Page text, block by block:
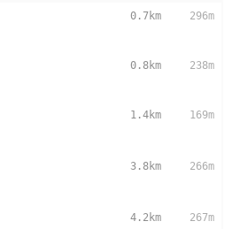
0.7km 296m
0.8km 238m
1.4km 169m
3.8km 266m
4.2km 267m